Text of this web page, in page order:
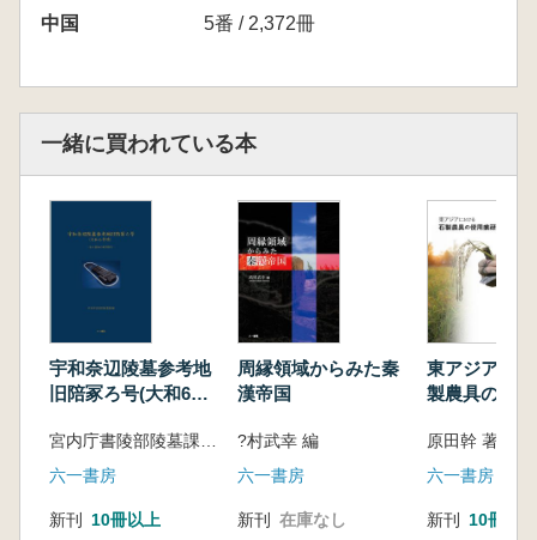
料調査を積み重ねた著者ならではの着眼点で、
る地方の支配体制が二里頭時代から二里岡時代
日本考古学の研究手法を随所に用いた本書
は、単に中国考古学の研究書としてだけでな
く、国家形成をめぐる日本考古学の方法論的な
実践書として読んでいただけるだろう。(京都
大学博士論文に新稿を加え大幅加筆刊行)
序文(岡村秀典)
はじめに
第1節 二里頭時代の研究史
中国
5番 / 2,372冊
一緒に買われている本
宇和奈辺陵墓参考地
旧陪冢ろ号(大和6号
報告
宮内庁書陵部陵墓課 編
六一書房
新刊 10冊以上
周縁領域からみた秦
漢帝国
?村武幸 編
六一書房
新刊 在庫なし
東アジアに
製農具の使
原田幹 著
六一書房
新刊 10冊以上